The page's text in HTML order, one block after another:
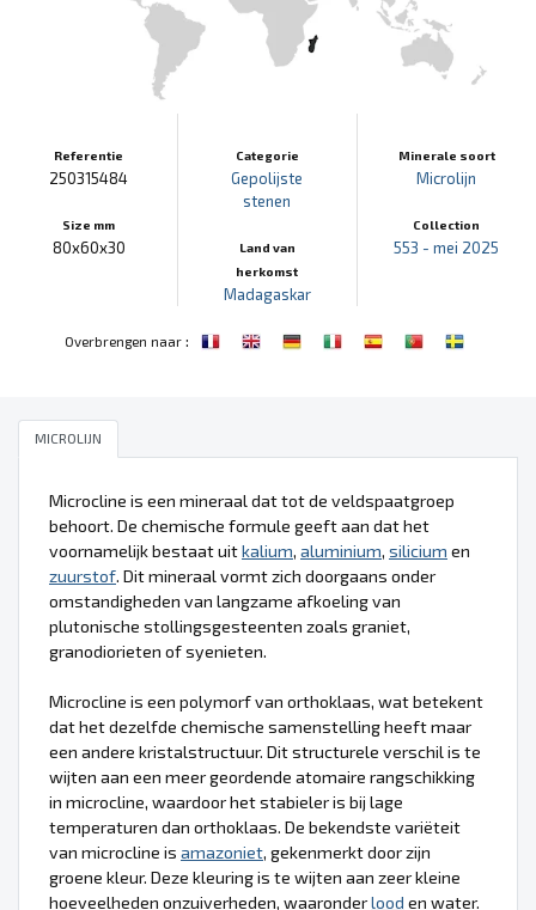
Referentie
250315484
Size mm
80x60x30
Categorie
Gepolijste
stenen
Land van
herkomst
Madagaskar
Minerale soort
Microlijn
Collection
553 - mei 2025
Overbrengen naar:
MICROLIJN
Microcline is een mineraal dat tot de veldspaatgroep
behoort. De chemische formule geeft aan dat het
voornamelijk bestaat uitkalium, aluminium, silicium en
zuurstof. Dit mineraal vormt zich doorgaans onder
omstandigheden van langzame afkoeling van
plutonische stollingsgesteenten zoals graniet,
granodiorieten of syenieten.
Microcline is een polymorf van orthoklaas, wat betekent
dat het dezelfde chemische samenstelling heeft maar
een andere kristalstructuur. Dit structurele verschil is te
wijten aan een meer geordende atomaire rangschikking
in microcline, waardoor het stabieler is bij lage
temperaturen dan orthoklaas. De bekendste variëteit
van microcline is amazoniet, gekenmerkt door zijn
groene kleur. Deze kleuring is te wijten aan zeer kleine
hoeveelheden onzuiverheden, waaronderlood en water.